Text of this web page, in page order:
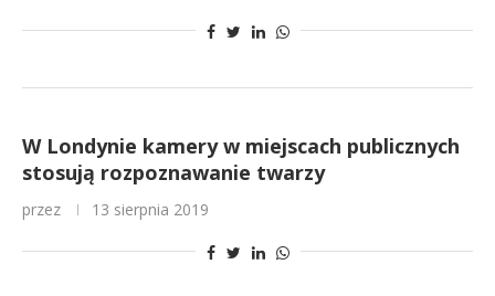
W Londynie kamery w miejscach publicznych
stosują rozpoznawanie twarzy
przez 13 sierpnia 2019